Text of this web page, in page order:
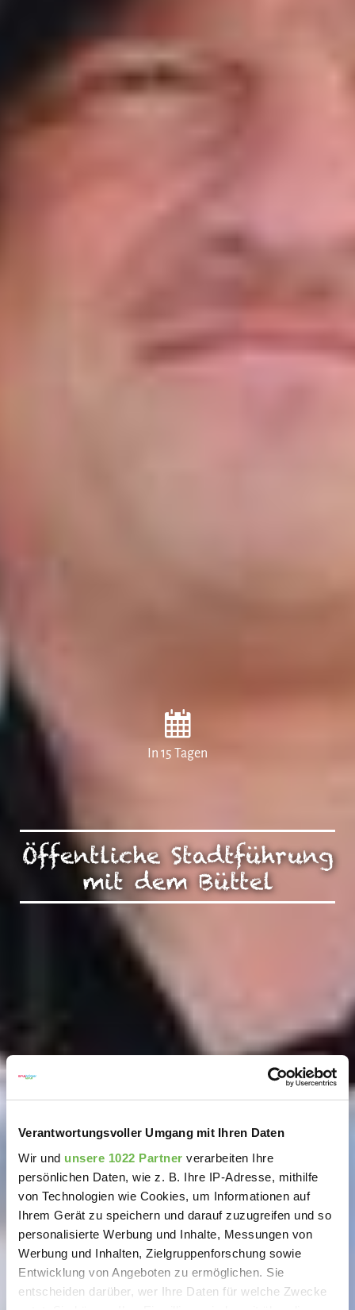
Verantwortungsvoller Umgang mit Ihren Daten
Wir und unsere 1022 Partner verarbeiten Ihre
persönlichen Daten, wie z. B. Ihre IP-Adresse, mithilfe
von Technologien wie Cookies, um Informationen auf
Ihrem Gerät zu speichern und darauf zuzugreifen und so
personalisierte Werbung und Inhalte, Messungen von
Werbung und Inhalten, Zielgruppenforschung sowie
Entwicklung von Angeboten zu ermöglichen. Sie
entscheiden darüber, wer Ihre Daten für welche Zwecke
In 15 Tagen
Öffentliche Stadtführung
mit dem Büttel